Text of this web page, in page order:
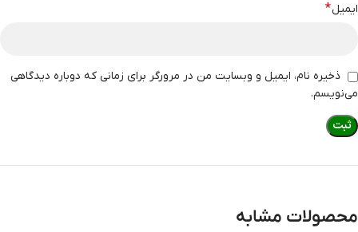
ایمیل*
ذخیره نام، ایمیل و وبسایت من در مرورگر برای زمانی که دوباره دیدگاهی
می‌نویسم.
محصولات مشابه